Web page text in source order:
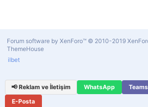
Forum software by XenForo™ © 2010-2019
ThemeHouse
ilbet
📢 Reklam ve İletişim WhatsApp Teams
E-Posta